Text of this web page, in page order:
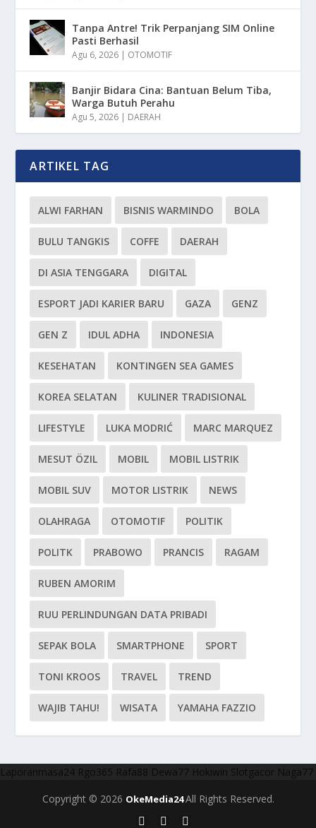
Tanpa Antre! Trik Perpanjang SIM Online
Pasti Berhasil
Agu 6, 2026 | OTOMOTIF
Banjir Bidara Cina: Bantuan Belum Tiba,
Warga Butuh Perahu
Agu 5, 2026 | DAERAH
ARTIKEL TAG
ALWI FARHAN BISNIS WARMINDO BOLA
BULU TANGKIS COFFE DAERAH
DI ASIA TENGGARA DIGITAL
ESPORT JADI KARIER BARU GAZA GENZ
GEN Z IDUL ADHA INDONESIA
KESEHATAN KONTINGEN SEA GAMES
KOREA SELATAN KULINER TRADISIONAL
LIFESTYLE LUKA MODRIĆ MARC MARQUEZ
MESUT ÖZIL MOBIL MOBIL LISTRIK
MOBIL SUV MOTOR LISTRIK NEWS
OLAHRAGA OTOMOTIF POLITIK
POLITK PRABOWO PRANCIS RAGAM
RUBEN AMORIM
RUU PERLINDUNGAN DATA PRIBADI
SEPAK BOLA SMARTPHONE SPORT
TONI KROOS TRAVEL TREND
WAJIB TAHU! WISATA YAMAHA FAZZIO
Laporanmasa24 Rgo365 Rafa88 Dewa77 Hokiwin Slotgacor Naga77
Copyright © 2026 OkeMedia24All Rights Reserved.